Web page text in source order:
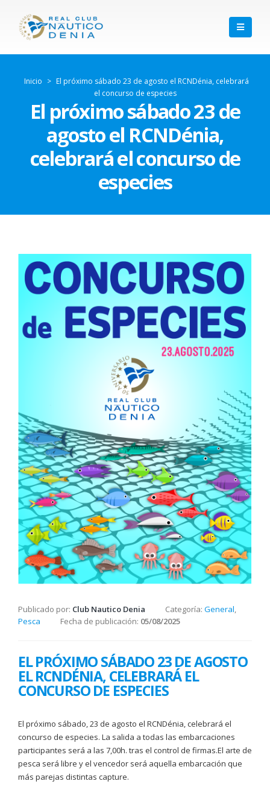
Inicio > El próximo sábado 23 de agosto el RCNDénia, celebrará
el concurso de especies
El próximo sábado 23 de
agosto el RCNDénia,
celebrará el concurso de
especies
Publicado por: Club Nautico Denia Categoría: General,
Pesca
Fecha de publicación: 05/08/2025
EL PRÓXIMO SÁBADO 23 DE AGOSTO
EL RCNDÉNIA, CELEBRARÁ EL
CONCURSO DE ESPECIES
El próximo sábado, 23 de agosto el RCNDénia, celebrará el
concurso de especies. La salida a todas las embarcaciones
participantes será a las 7,00h. tras el control de firmas.El arte de
pesca será libre y el vencedor será aquella embarcación que
más parejas distintas capture.